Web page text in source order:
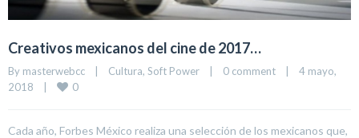
Creativos mexicanos del cine de 2017…
By masterwebcc | Cultura, Soft Power | 0 comment |
4 mayo,
2018
| 0
Cada año, Forbes México realiza una selección de los mexicanos que,